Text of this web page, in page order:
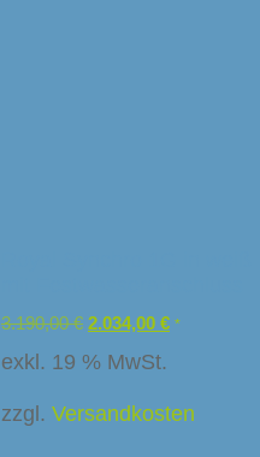
3.190,00€ 2.034,00 € *
exkl. 19 % MwSt.
zzgl. Versandkosten